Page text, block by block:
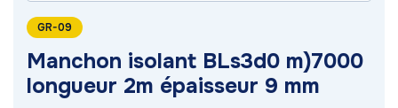
GR-09
Manchon isolant BLs3d0 m)7000
longueur 2m épaisseur 9 mm